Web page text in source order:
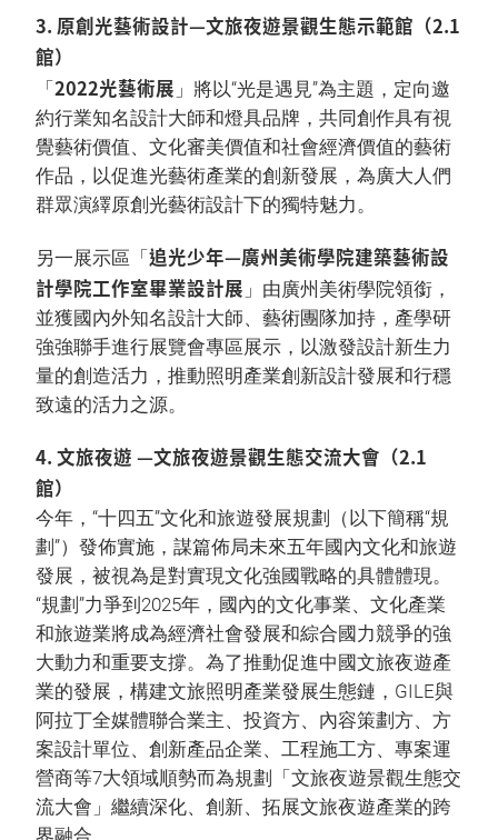
3. 原創光藝術設計—文旅夜遊景觀生態示範館（2.1
館）
「 2022光藝術展 」將以“光是遇見”為主題，定向邀
約行業知名設計大師和燈具品牌，共同創作具有視
覺藝術價值、文化審美價值和社會經濟價值的藝術
作品，以促進光藝術產業的創新發展，為廣大人們
群眾演繹原創光藝術設計下的獨特魅力。
另一展示區「 追光少年—廣州美術學院建築藝術設
計學院工作室畢業設計展 」由廣州美術學院領銜，
並獲國內外知名設計大師、藝術團隊加持，產學研
強強聯手進行展覽會專區展示，以激發設計新生力
量的創造活力，推動照明產業創新設計發展和行穩
致遠的活力之源。
4. 文旅夜遊 —文旅夜遊景觀生態交流大會（2.1
館）
今年，“十四五”文化和旅遊發展規劃（以下簡稱“規
劃”）發佈實施，謀篇佈局未來五年國內文化和旅遊
發展，被視為是對實現文化強國戰略的具體體現。
“規劃”力爭到2025年，國內的文化事業、文化產業
和旅遊業將成為經濟社會發展和綜合國力競爭的強
大動力和重要支撐。為了推動促進中國文旅夜遊產
業的發展，構建文旅照明產業發展生態鏈，GILE與
阿拉丁全媒體聯合業主、投資方、內容策劃方、方
案設計單位、創新產品企業、工程施工方、專案運
營商等7大領域順勢而為規劃「文旅夜遊景觀生態交
流大會」繼續深化、創新、拓展文旅夜遊產業的跨